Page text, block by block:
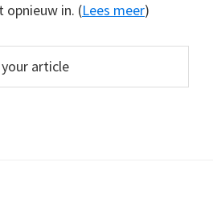
opnieuw in. (Lees meer)